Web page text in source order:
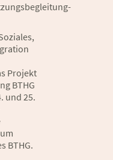
Projekt
BTHG
und 25.
BTHG.